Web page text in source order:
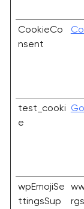
CookieCo
nsent
test_cooki
e
wpEmojiSe
ttingsSup